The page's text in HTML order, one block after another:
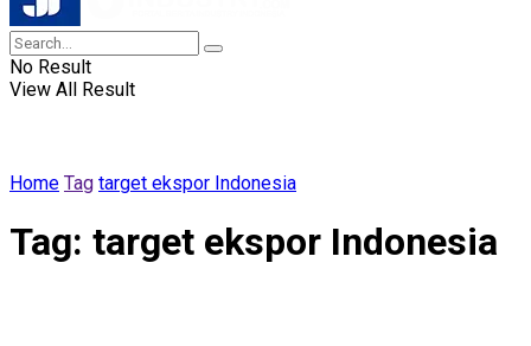
No Result
View All Result
Home Tag target ekspor Indonesia
Tag: target ekspor Indonesia